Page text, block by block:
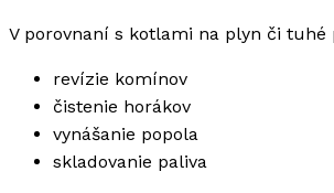
V porovnaní s kotlami na plyn či
revízie komínov
čistenie horákov
vynášanie popola
skladovanie paliva